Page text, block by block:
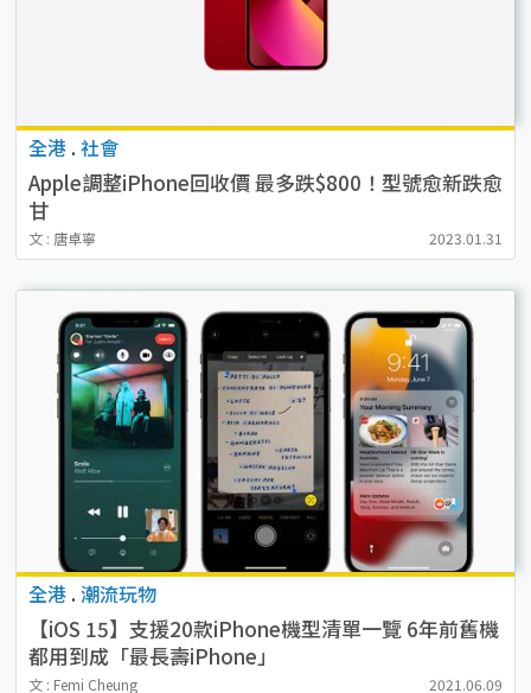
全港 . 社會
Apple調整iPhone回收價 最多跌$800！型號愈新跌愈
甘
文 : 唐卓寧 2023.01.31
全港 . 潮流玩物
【iOS 15】支援20款iPhone機型清單一覽 6年前舊機
都用到成「最長壽iPhone」
文 : Femi Cheung 2021.06.09